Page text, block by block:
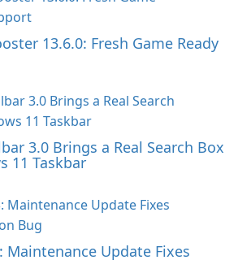
13.6.0: Fresh Game Ready
3.0 Brings a Real Search Box
11 Taskbar
Maintenance Update Fixes